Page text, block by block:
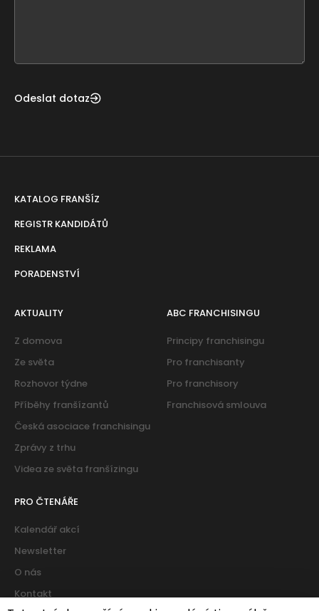
Odeslat dotaz
KATALOG FRANŠÍZ
REGISTR KANDIDÁTŮ
REKLAMA
PORADENSTVÍ
AKTUALITY
Z domova
Ze světa
Rozhovor týdne
Příběhy franšízantů
Česká asociace franchisingu
Zprávy z trhu
Videa ze světa franšízingu
ABC FRANCHISINGU
Principy franchisingu
Pro franchisanty
Pro franchisory
Franchisová smlouva
PRO ČTENÁŘE
Kalendář akcí
Newsletter
O nás
Kontakt